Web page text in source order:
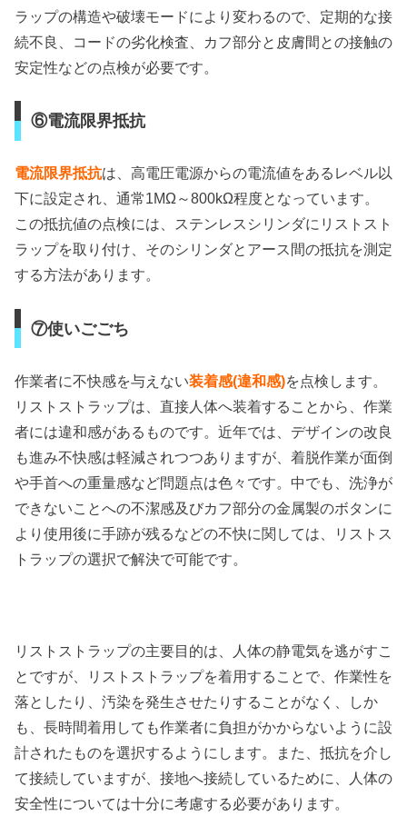
ラップの構造や破壊モードにより変わるので、定期的な接
続不良、コードの劣化検査、カフ部分と皮膚間との接触の
安定性などの点検が必要です。
⑥電流限界抵抗
電流限界抵抗は、高電圧電源からの電流値をあるレベル以
下に設定され、通常1MΩ～800kΩ程度となっています。
この抵抗値の点検には、ステンレスシリンダにリストスト
ラップを取り付け、そのシリンダとアース間の抵抗を測定
する方法があります。
⑦使いごごち
作業者に不快感を与えない装着感(違和感)を点検します。
リストストラップは、直接人体へ装着することから、作業
者には違和感があるものです。近年では、デザインの改良
も進み不快感は軽減されつつありますが、着脱作業が面倒
や手首への重量感など問題点は色々です。中でも、洗浄が
できないことへの不潔感及びカフ部分の金属製のボタンに
より使用後に手跡が残るなどの不快に関しては、リストス
トラップの選択で解決で可能です。
リストストラップの主要目的は、人体の静電気を逃がすこ
とですが、リストストラップを着用することで、作業性を
落としたり、汚染を発生させたりすることがなく、しか
も、長時間着用しても作業者に負担がかからないように設
計されたものを選択するようにします。また、抵抗を介し
て接続していますが、接地へ接続しているために、人体の
安全性については十分に考慮する必要があります。